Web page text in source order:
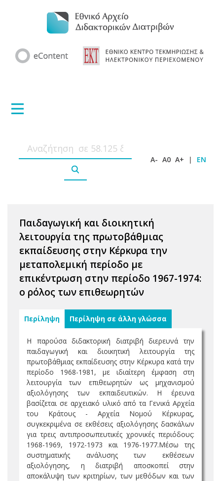
A- A0 A+ | EN
Παιδαγωγική και διοικητική
λειτουργία της πρωτοβάθμιας
εκπαίδευσης στην Κέρκυρα την
μεταπολεμική περίοδο με
επικέντρωση στην περίοδο 1967-1974:
ο ρόλος των επιθεωρητών
Περίληψη Περίληψη σε άλλη γλώσσα
Η παρούσα διδακτορική διατριβή διερευνά την
παιδαγωγική και διοικητική λειτουργία της
πρωτοβάθμιας εκπαίδευσης στην Κέρκυρα κατά την
περίοδο 1968-1981, με ιδιαίτερη έμφαση στη
λειτουργία των επιθεωρητών ως μηχανισμού
αξιολόγησης των εκπαιδευτικών. Η έρευνα
βασίζεται σε αρχειακό υλικό από τα Γενικά Αρχεία
του Κράτους - Αρχεία Νομού Κέρκυρας,
συγκεκριμένα σε εκθέσεις αξιολόγησης δασκάλων
για τρεις αντιπροσωπευτικές χρονικές περιόδους:
1968-1969, 1972-1973 και 1976-1977.Μέσω της
συστηματικής ανάλυσης των εκθέσεων
αξιολόγησης, η διατριβή αποσκοπεί στην
αποκάλυψη των κριτηρίων, των μεθόδων και των